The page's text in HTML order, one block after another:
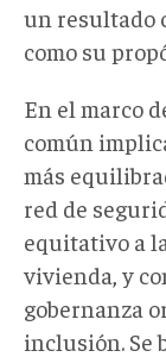
un resultado
como su
En el marco
común
más
red de
equitativo a
vivienda, y
gobernanza
inclusión. Se